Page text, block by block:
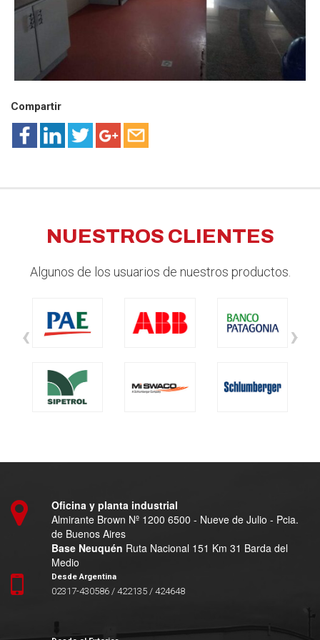
Compartir
NUESTROS CLIENTES
Algunos de los usuarios de nuestros productos.
‹ ›
Oficina y planta industrial
Almirante Brown Nº 1200 6500 - Nueve de Julio - Pcia.
de Buenos Aires
Base Neuquén Ruta Nacional 151 Km 31 Barda del
Medio
Desde Argentina
02317-430586 / 422135 / 424648